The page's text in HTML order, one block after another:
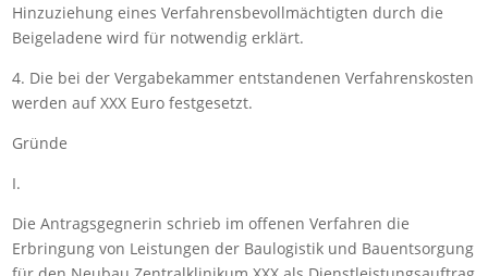
Hinzuziehung eines Verfahrensbevollmächtigten durch die
Beigeladene wird für notwendig erklärt.
4. Die bei der Vergabekammer entstandenen Verfahrenskosten
werden auf XXX Euro festgesetzt.
Gründe
I.
Die Antragsgegnerin schrieb im offenen Verfahren die
Erbringung von Leistungen der Baulogistik und Bauentsorgung